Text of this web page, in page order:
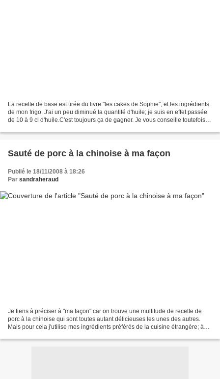
La recette de base est tirée du livre "les cakes de Sophie", et les ingrédients
de mon frigo. J'ai un peu diminué la quantité d'huile; je suis en effet passée
de 10 à 9 cl d'huile.C'est toujours ça de gagner. Je vous conseille toutefois
Sauté de porc à la chinoise à ma façon
Publié le 18/11/2008 à 18:26
Par sandraheraud
Je tiens à préciser à "ma façon" car on trouve une multitude de recette de
porc à la chinoise qui sont toutes autant délicieuses les unes des autres.
Mais pour cela j'utilise mes ingrédients préférés de la cuisine étrangère; à